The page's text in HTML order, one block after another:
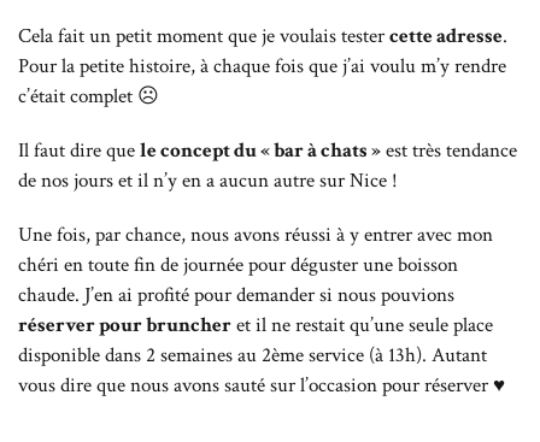
Cela fait un petit moment que je voulais testercette adresse.
Pour la petite histoire, à chaque fois que j’ai voulu m’y rendre
c’était complet ☹️
Il faut dire quele concept du « bar à chats »est très tendance
de nos jours et il n’y en a aucun autre sur Nice !
Une fois, par chance, nous avons réussi à y entrer avec mon
chéri en toute fin de journée pour déguster une boisson
chaude. J’en ai profité pour demander si nous pouvions
réserver pour bruncheret il ne restait qu’une seule place
disponible dans 2 semaines au 2ème service (à 13h). Autant
vous dire que nous avons sauté sur l’occasion pour réserver ♥